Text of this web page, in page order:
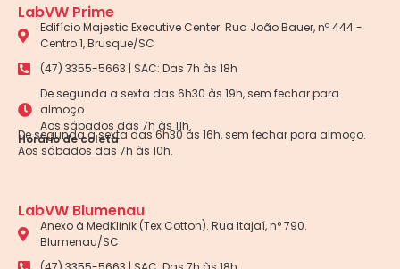
LabVW Prime
Edifício Majestic Executive Center. Rua João Bauer, nº 444 -
Centro 1, Brusque/SC
(47) 3355-5663 | SAC: Das 7h às 18h
De segunda a sexta das 6h30 às 19h, sem fechar para
almoço.
Aos sábados das 7h às 11h.
Horário de coleta
De segunda a sexta das 6h30 às 16h, sem fechar para almoço.
Aos sábados das 7h às 10h.
LabVW Blumenau
Anexo à MedKlinik (Tex Cotton). Rua Itajaí, n° 790.
Blumenau/SC